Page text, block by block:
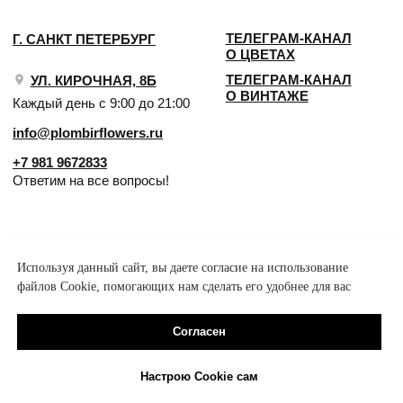
Используя данный сайт, вы даете согласие на использование
файлов Cookie, помогающих нам сделать его удобнее для вас
Согласен
Настрою Cookie сам